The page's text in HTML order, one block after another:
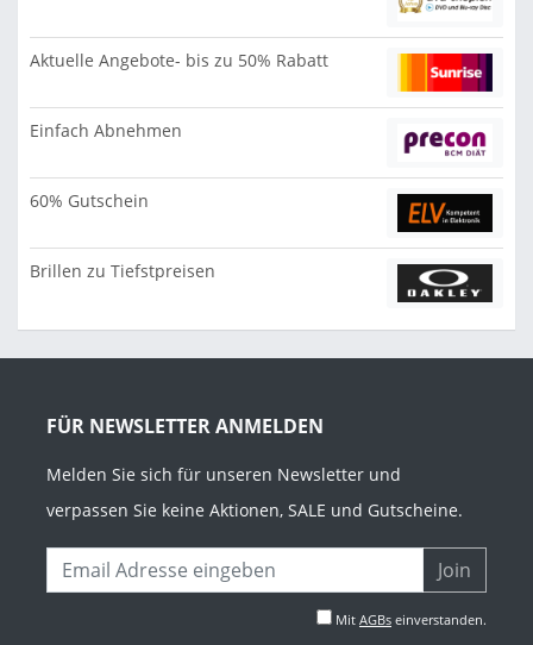
Aktuelle Angebote- bis zu 50% Rabatt
Einfach Abnehmen
60% Gutschein
Brillen zu Tiefstpreisen
FÜR NEWSLETTER ANMELDEN
Melden Sie sich für unseren Newsletter und
verpassen Sie keine Aktionen, SALE und Gutscheine.
Join
Mit AGBs einverstanden.